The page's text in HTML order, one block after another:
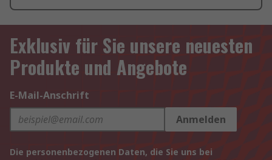
Exklusiv für Sie unsere neuesten
Produkte und Angebote
E-Mail-Anschrift
Anmelden
Die personenbezogenen Daten, die Sie uns bei